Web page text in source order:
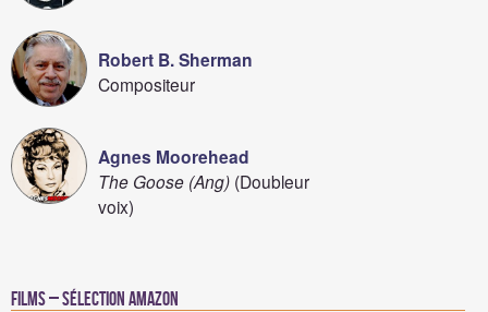
Robert B. Sherman
Compositeur
Agnes Moorehead
The Goose (Ang) (Doubleur
voix)
Films – Sélection Amazon